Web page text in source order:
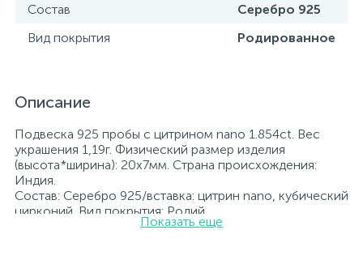
Состав
Серебро 925
Вид покрытия
Родированное
Описание
Подвеска 925 пробы с цитрином nano 1.854ct. Вес
украшения 1,19г. Физический размер изделия
(высота*ширина): 20х7мм. Страна происхождения:
Индия.
Состав: Серебро 925/вставка: цитрин nano, кубический
цирконий. Вид покрытия: Родий
Вставка: цитрин nano, кубический цирконий.
Показать еще